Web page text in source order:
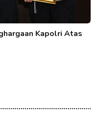
Kapolri Atas